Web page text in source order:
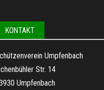
KONTAKT
Umpfenbach
Str. 14
Umpfenbach